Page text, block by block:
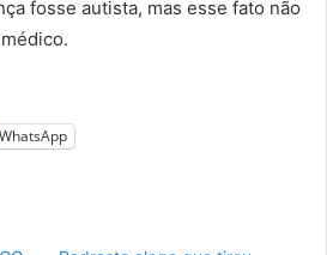
fosse autista, mas esse fato não
WhatsApp